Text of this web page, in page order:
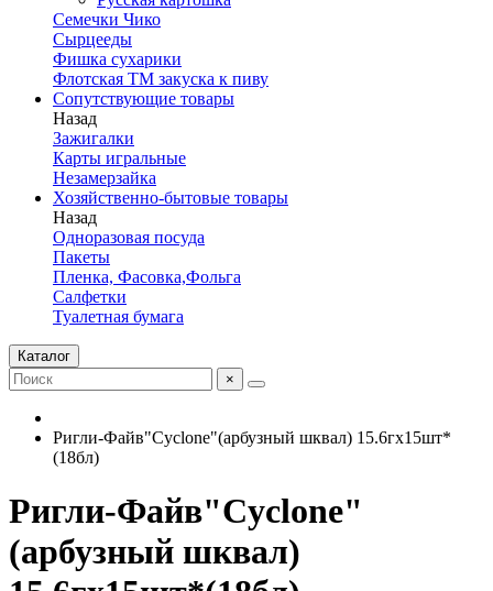
Семечки Чико
Сырцееды
Фишка сухарики
Флотская ТМ закуска к пиву
Сопутствующие товары
Назад
Зажигалки
Карты игральные
Незамерзайка
Хозяйственно-бытовые товары
Назад
Одноразовая посуда
Пакеты
Пленка, Фасовка,Фольга
Салфетки
Туалетная бумага
Каталог
×
Ригли-Файв"Cyclone"(арбузный шквал) 15.6гх15шт*
(18бл)
Ригли-Файв"Cyclone"
(арбузный шквал)